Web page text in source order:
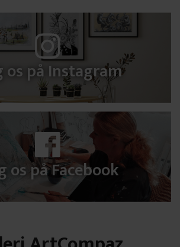
os på Instagram
os på Facebook